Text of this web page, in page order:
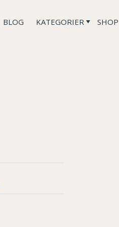
BLOG KATEGORIER SHOP